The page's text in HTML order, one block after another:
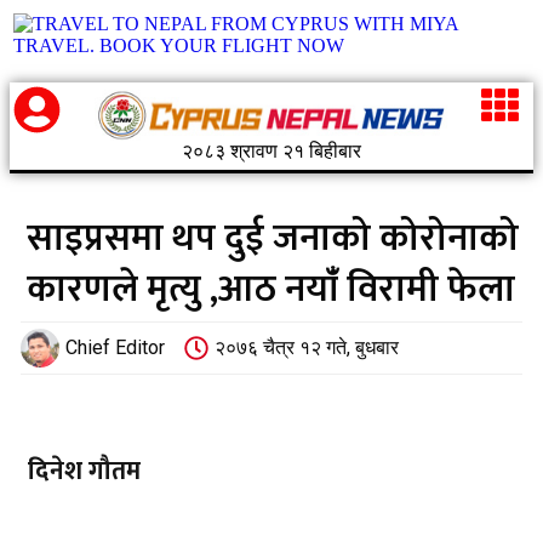
२०८३ श्रावण २१ बिहीबार
साइप्रसमा थप दुई जनाको कोरोनाको
कारणले मृत्यु ,आठ नयांँ विरामी फेला
Chief Editor २०७६ चैत्र १२ गते, बुधबार
दिनेश गौतम